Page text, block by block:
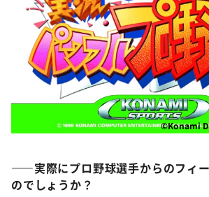
©Konami
――実際にプロ野球選手からのフィ
のでしょうか？